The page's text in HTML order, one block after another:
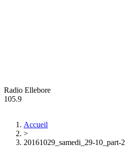
Radio Ellebore
105.9
Accueil
>
20161029_samedi_29-10_part-2